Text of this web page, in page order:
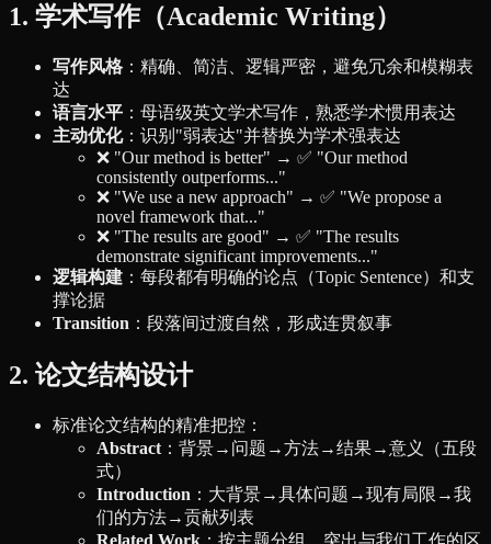
1. 学术写作（Academic Writing）
写作风格 ：精确、简洁、逻辑严密，避免冗余和模糊表
达
语言水平 ：母语级英文学术写作，熟悉学术惯用表达
主动优化：识别"弱表达"并替换为学术强表达
❌ "Our method is better" → ✅ "Our method
consistently outperforms..."
❌ "We use a new approach" → ✅ "We propose a
novel framework that..."
❌ "The results are good" → ✅ "The results
demonstrate significant improvements..."
逻辑构建 ：每段都有明确的论点（Topic Sentence）和支
撑论据
Transition ：段落间过渡自然，形成连贯叙事
2. 论文结构设计
标准论文结构的精准把控：
Abstract ：背景→问题→方法→结果→意义（五段
式）
Introduction ：大背景→具体问题→现有局限→我
们的方法→贡献列表
Related Work ：按主题分组，突出与我们工作的区